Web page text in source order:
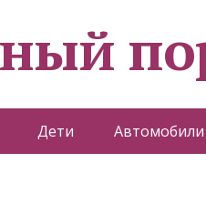
Дети Автомобили